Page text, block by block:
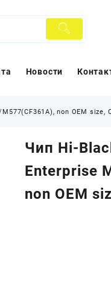
Новости
non OEM size,
Чип Hi-
Enterprise
non OEM